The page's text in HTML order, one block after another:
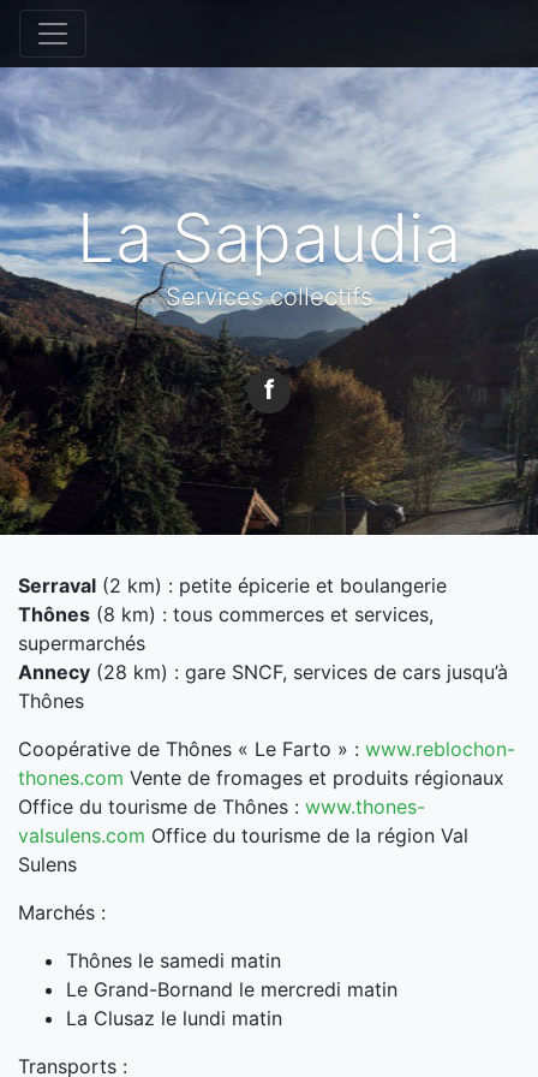
La Sapaudia
Services collectifs
f
Serraval (2 km) : petite épicerie et boulangerie
Thônes (8 km) : tous commerces et services,
supermarchés
Annecy (28 km) : gare SNCF, services de cars jusqu’à
Thônes
Coopérative de Thônes « Le Farto » : www.reblochon-
thones.com Vente de fromages et produits régionaux
Office du tourisme de Thônes : www.thones-
valsulens.com Office du tourisme de la région Val
Sulens
Marchés :
Thônes le samedi matin
Le Grand-Bornand le mercredi matin
La Clusaz le lundi matin
Transports :